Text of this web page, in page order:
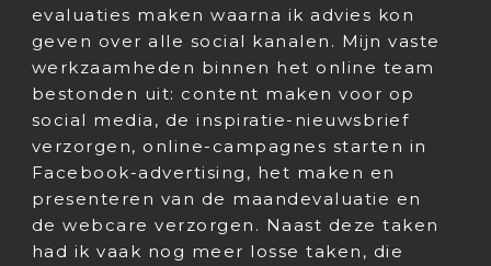
evaluaties maken waarna ik advies kon
geven over alle social kanalen. Mijn vaste
werkzaamheden binnen het online team
bestonden uit: content maken voor op
social media, de inspiratie-nieuwsbrief
verzorgen, online-campagnes starten in
Facebook-advertising, het maken en
presenteren van de maandevaluatie en
de webcare verzorgen. Naast deze taken
had ik vaak nog meer losse taken, die